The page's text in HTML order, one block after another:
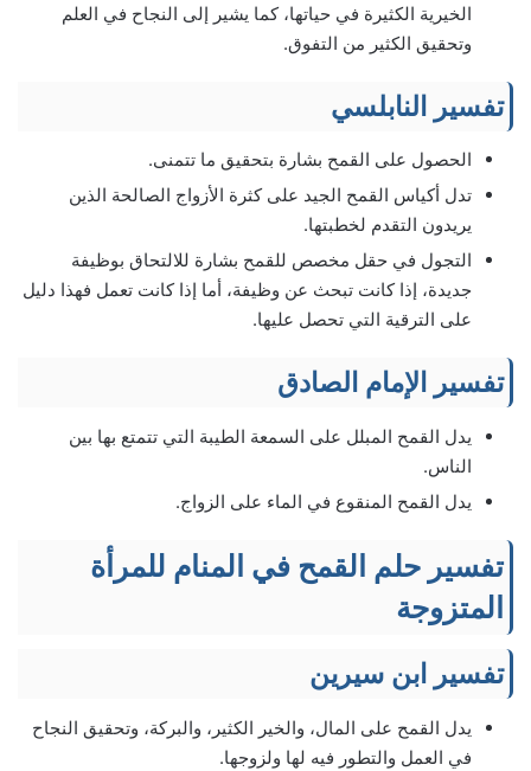
الخيرية الكثيرة في حياتها، كما يشير إلى النجاح في العلم
وتحقيق الكثير من التفوق.
تفسير النابلسي
الحصول على القمح بشارة بتحقيق ما تتمنى.
تدل أكياس القمح الجيد على كثرة الأزواج الصالحة الذين
يريدون التقدم لخطبتها.
التجول في حقل مخصص للقمح بشارة للالتحاق بوظيفة
جديدة، إذا كانت تبحث عن وظيفة، أما إذا كانت تعمل فهذا دليل
على الترقية التي تحصل عليها.
تفسير الإمام الصادق
يدل القمح المبلل على السمعة الطيبة التي تتمتع بها بين
الناس.
يدل القمح المنقوع في الماء على الزواج.
تفسير حلم القمح في المنام للمرأة
المتزوجة
تفسير ابن سيرين
يدل القمح على المال، والخير الكثير، والبركة، وتحقيق النجاح
في العمل والتطور فيه لها ولزوجها.